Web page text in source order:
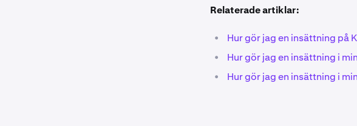
Relaterade artiklar:
• Hur gör jag en insättning på
• Hur gör jag en insättning i
• Hur gör jag en insättning i